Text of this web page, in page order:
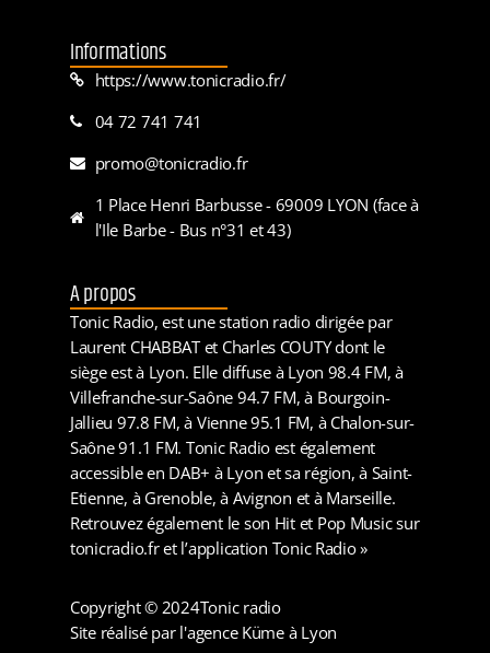
Informations
https://www.tonicradio.fr/
04 72 741 741
promo@tonicradio.fr
1 Place Henri Barbusse - 69009 LYON (face à
l'Ile Barbe - Bus n°31 et 43)
A propos
Tonic Radio, est une station radio dirigée par
Laurent CHABBAT et Charles COUTY dont le
siège est à Lyon. Elle diffuse à Lyon 98.4 FM, à
Villefranche-sur-Saône 94.7 FM, à Bourgoin-
Jallieu 97.8 FM, à Vienne 95.1 FM, à Chalon-sur-
Saône 91.1 FM. Tonic Radio est également
accessible en DAB+ à Lyon et sa région, à Saint-
Etienne, à Grenoble, à Avignon et à Marseille.
Retrouvez également le son Hit et Pop Music sur
tonicradio.fr et l’application Tonic Radio »
Copyright © 2024Tonic radio
Site réalisé par l'agence Küme à Lyon